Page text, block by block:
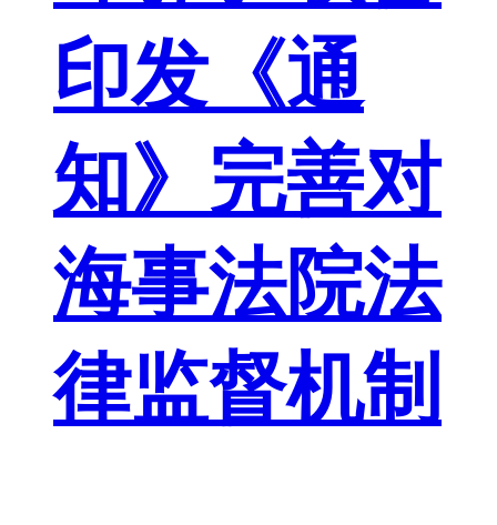
印发《通
知》完善对
海事法院法
律监督机制